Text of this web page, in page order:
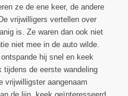
ze de ene keer, de andere
vrijwilligers vertellen over
is. Ze waren dan ook niet
niet mee in de auto wilde.
hij snel en keek
tijdens de eerste wandeling
vrijwilligster aangenaam